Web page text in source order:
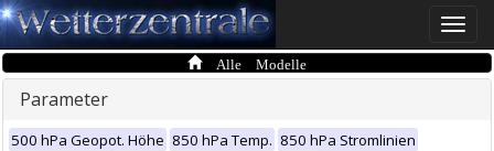
Toggle
Alle Modelle
Parameter
500 hPa Geopot. Höhe 850 hPa Temp. 850 hPa Stromlinien